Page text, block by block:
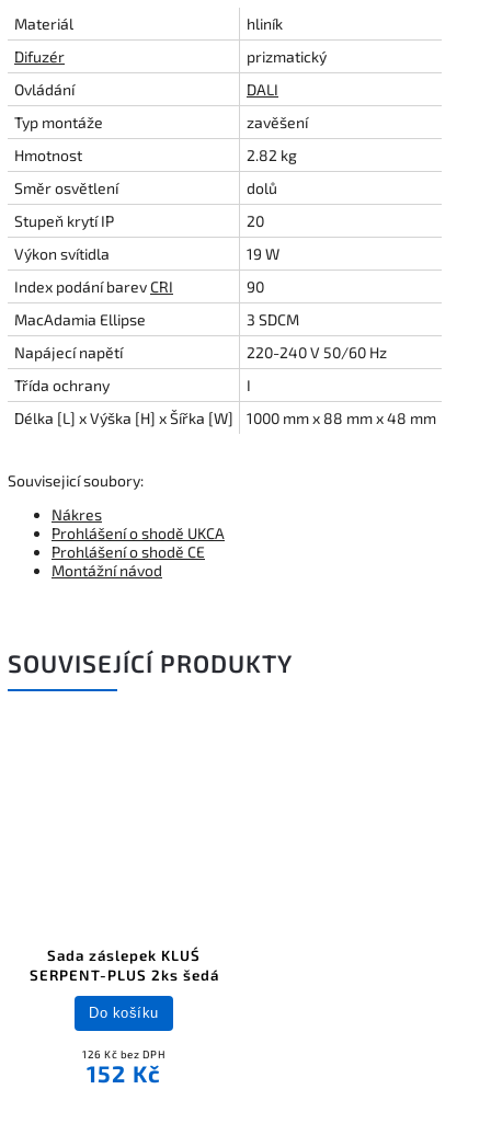
Materiál
hliník
Difuzér
prizmatický
Ovládání
DALI
Typ montáže
zavěšení
Hmotnost
2.82 kg
Směr osvětlení
dolů
Stupeň krytí IP
20
Výkon svítidla
19 W
Index podání barevCRI
90
MacAdamia Ellipse
3 SDCM
Napájecí napětí
220-240 V 50/60 Hz
Třída ochrany
I
Délka [L] x Výška [H] x Šířka [W]
1000 mm x 88 mm x 48 mm
Souvisejicí soubory:
Nákres
Prohlášení o shodě UKCA
Prohlášení o shodě CE
Montážní návod
SOUVISEJÍCÍ PRODUKTY
Sada záslepek KLUŚ
SERPENT-PLUS 2ks šedá
126 Kč bez DPH
152 Kč
Do košíku